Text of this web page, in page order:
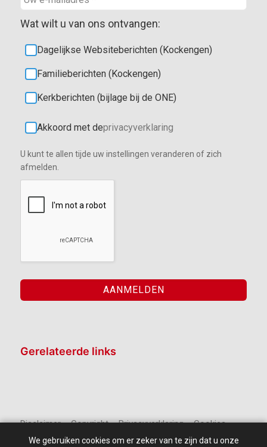
Wat wilt u van ons ontvangen:
Dagelijkse Websiteberichten (Kockengen)
Familieberichten (Kockengen)
Kerkberichten (bijlage bij de ONE)
Akkoord met deprivacyverklaring
U kunt te allen tijde uw instellingen veranderen of zich
afmelden.
Gerelateerde links
Disclaimer – Copyright – Privacyverklaring – Cookies
We gebruiken cookies om er zeker van te zijn dat u onze